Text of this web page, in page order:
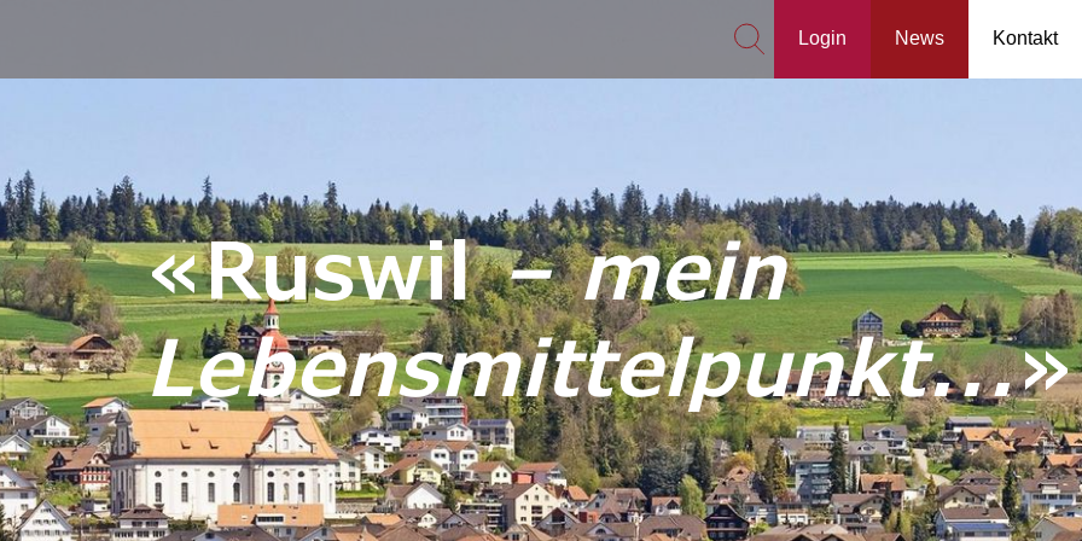
Login News Kontakt
«Ruswil– mein
Lebensmittelpunkt...»